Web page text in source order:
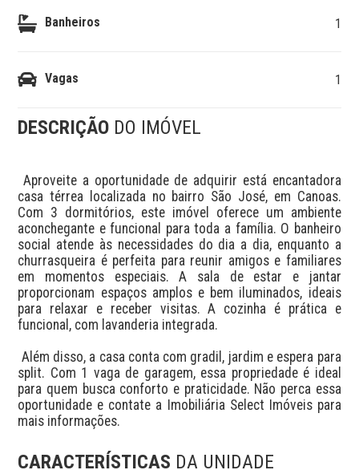
Banheiros 1
Vagas 1
DESCRIÇÃO DO IMÓVEL
Aproveite a oportunidade de adquirir está encantadora
casa térrea localizada no bairro São José, em Canoas.
Com 3 dormitórios, este imóvel oferece um ambiente
aconchegante e funcional para toda a família. O banheiro
social atende às necessidades do dia a dia, enquanto a
churrasqueira é perfeita para reunir amigos e familiares
em momentos especiais. A sala de estar e jantar
proporcionam espaços amplos e bem iluminados, ideais
para relaxar e receber visitas. A cozinha é prática e
funcional, com lavanderia integrada.
split. Com 1 vaga de garagem, essa propriedade é ideal
para quem busca conforto e praticidade. Não perca essa
oportunidade e contate a Imobiliária Select Imóveis para
mais informações.
CARACTERÍSTICAS DA UNIDADE